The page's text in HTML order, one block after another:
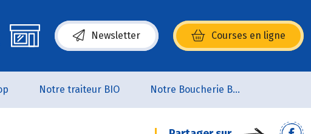
Newsletter Courses en ligne
(s’ouvre dans une nouvelle fenêtre)
Notre traiteur BIO Notre Boucherie BIO